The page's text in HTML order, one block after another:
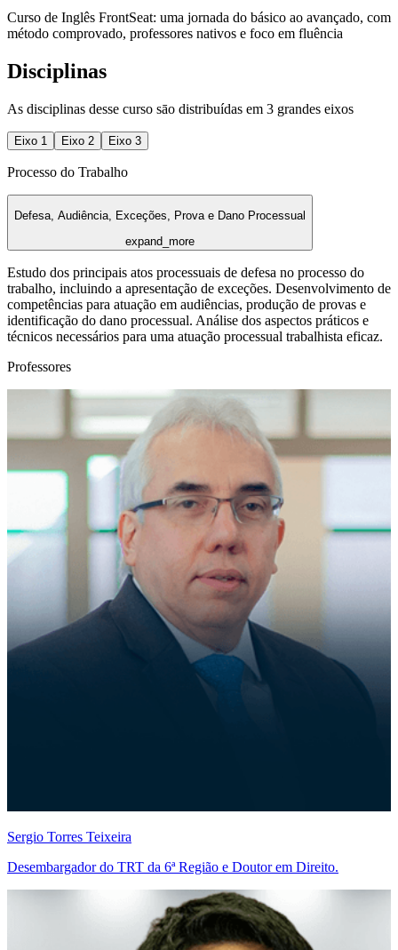
Curso de Inglês FrontSeat: uma jornada do básico ao avançado, com
método comprovado, professores nativos e foco em fluência
Disciplinas
As disciplinas desse curso sāo distribuídas em 3 grandes eixos
Eixo 1 Eixo 2 Eixo 3
Processo do Trabalho
Defesa, Audiência, Exceções, Prova e Dano Processual
expand_more
Estudo dos principais atos processuais de defesa no processo do
trabalho, incluindo a apresentação de exceções. Desenvolvimento de
competências para atuação em audiências, produção de provas e
identificação do dano processual. Análise dos aspectos práticos e
técnicos necessários para uma atuação processual trabalhista eficaz.
Professores
Sergio Torres Teixeira
Desembargador do TRT da 6ª Região e Doutor em Direito.